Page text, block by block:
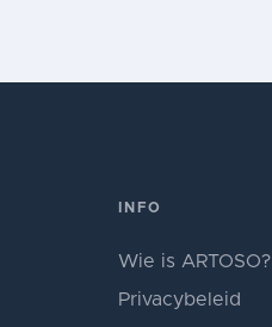
INFO
Wie is ARTOSO?
Privacybeleid